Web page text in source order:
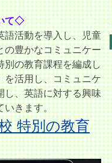
て◇
語活動を導入し、児童
の豊かなコミュニケー
別の教育課程を編成し
を活用し、コミュニケ
し、英語に対する興味
いきます。
特別の教育